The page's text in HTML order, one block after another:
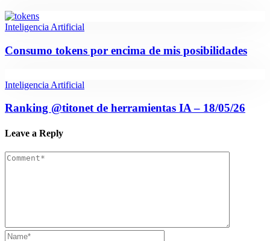
Inteligencia Artificial
Consumo tokens por encima de mis posibilidades
Inteligencia Artificial
Ranking @titonet de herramientas IA – 18/05/26
Leave a Reply